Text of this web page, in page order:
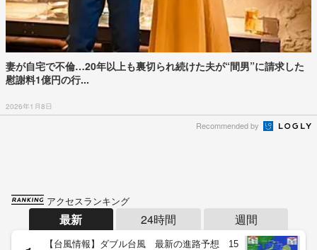
妻が自宅で不倫…20年以上も裏切られ続けた夫が“間男”に請求した
慰謝料1億円の行...
2026年1月8日
Recommended by
アクセスランキング
最新 24時間 週間
【台風情報】ダブル台風 最新の進路予想 15